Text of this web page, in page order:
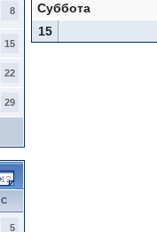
8
15
22
29
С
5
Суббота
15